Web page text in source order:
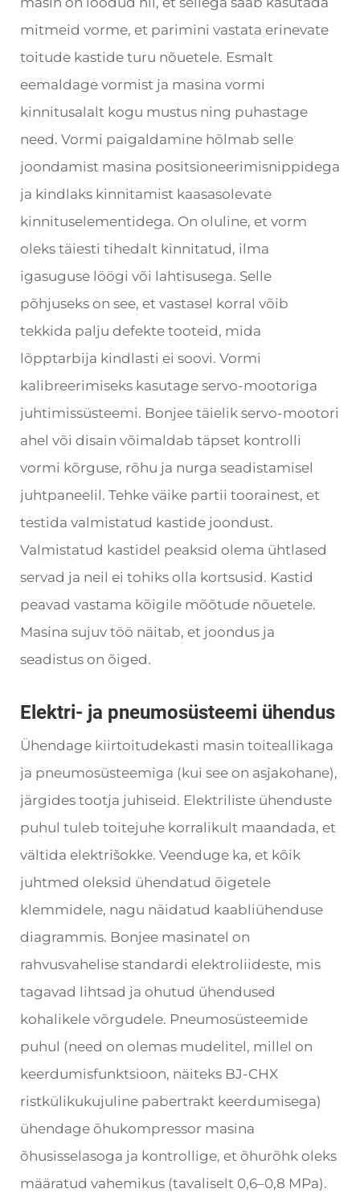
mitmeid vorme, et parimini vastata erinevate
toitude kastide turu nõuetele. Esmalt
eemaldage vormist ja masina vormi
kinnitusalalt kogu mustus ning puhastage
need. Vormi paigaldamine hõlmab selle
joondamist masina positsioneerimisnippidega
ja kindlaks kinnitamist kaasasolevate
kinnituselementidega. On oluline, et vorm
oleks täiesti tihedalt kinnitatud, ilma
igasuguse löögi või lahtisusega. Selle
põhjuseks on see, et vastasel korral võib
tekkida palju defekte tooteid, mida
lõpptarbija kindlasti ei soovi. Vormi
kalibreerimiseks kasutage servo-mootoriga
juhtimissüsteemi. Bonjee täielik servo-mootori
ahel või disain võimaldab täpset kontrolli
vormi kõrguse, rõhu ja nurga seadistamisel
juhtpaneelil. Tehke väike partii toorainest, et
testida valmistatud kastide joondust.
Valmistatud kastidel peaksid olema ühtlased
servad ja neil ei tohiks olla kortsusid. Kastid
peavad vastama kõigile mõõtude nõuetele.
Masina sujuv töö näitab, et joondus ja
seadistus on õiged.
Elektri- ja pneumosüsteemi ühendus
Ühendage kiirtoitudekasti masin toiteallikaga
ja pneumosüsteemiga (kui see on asjakohane),
järgides tootja juhiseid. Elektriliste ühenduste
puhul tuleb toitejuhe korralikult maandada, et
vältida elektrišokke. Veenduge ka, et kõik
juhtmed oleksid ühendatud õigetele
klemmidele, nagu näidatud kaabliühenduse
diagrammis. Bonjee masinatel on
rahvusvahelise standardi elektroliideste, mis
tagavad lihtsad ja ohutud ühendused
kohalikele võrgudele. Pneumosüsteemide
puhul (need on olemas mudelitel, millel on
keerdumisfunktsioon, näiteks BJ-CHX
ristkülikukujuline pabertrakt keerdumisega)
ühendage õhukompressor masina
õhusisselasoga ja kontrollige, et õhurõhk oleks
määratud vahemikus (tavaliselt 0,6–0,8 MPa).